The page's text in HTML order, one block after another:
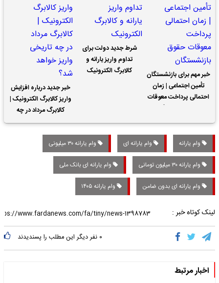
خبر مهم برای بازنشستگان
تأمین اجتماعی | زمان
احتمالی پرداخت معوقات
شرط جدید دولت برای
تداوم واریز یارانه و
کالابرگ الکترونیک
خبر جدید درباره افزایش
واریز کالابرگ الکترونیک |
کالابرگ مرداد در چه
تاریخی واریز خواهد شد؟
وام یارانه وام یارانه ای وام یارانه ۳۰ میلیونی
وام یارانه ۳۰ میلیون تومانی وام یارانه ای بانک ملی
وام یارانه ای بدون ضامن وام یارانه ۱۴۰۵
لینک کوتاه خبر :
۰ نفر دیگر این مطلب را پسندیدند
اخبار مرتبط